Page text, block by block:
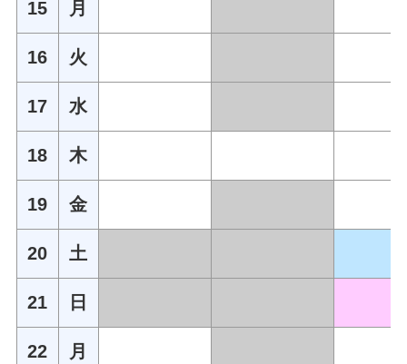
15 月
16 火
17 水
18 木
19 金
20 土
21 日
22 月